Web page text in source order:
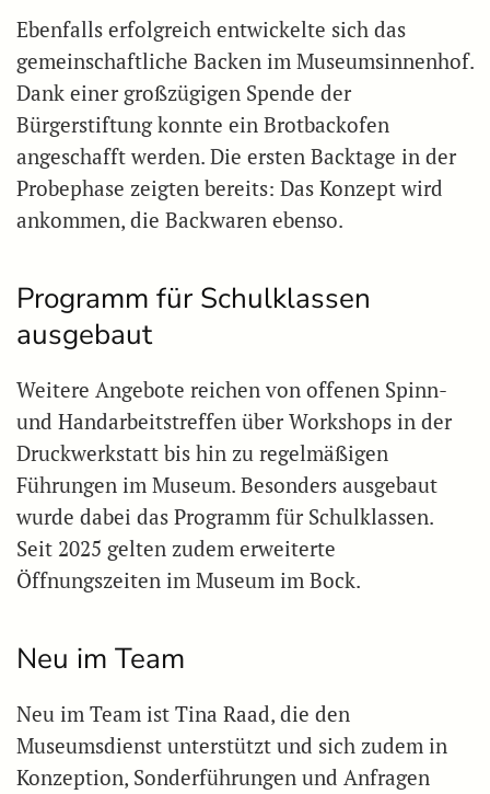
Ebenfalls erfolgreich entwickelte sich das
gemeinschaftliche Backen im Museumsinnenhof.
Dank einer großzügigen Spende der
Bürgerstiftung konnte ein Brotbackofen
angeschafft werden. Die ersten Backtage in der
Probephase zeigten bereits: Das Konzept wird
ankommen, die Backwaren ebenso.
Programm für Schulklassen
ausgebaut
Weitere Angebote reichen von offenen Spinn-
und Handarbeitstreffen über Workshops in der
Druckwerkstatt bis hin zu regelmäßigen
Führungen im Museum. Besonders ausgebaut
wurde dabei das Programm für Schulklassen.
Seit 2025 gelten zudem erweiterte
Öffnungszeiten im Museum im Bock.
Neu im Team
Neu im Team ist Tina Raad, die den
Museumsdienst unterstützt und sich zudem in
Konzeption, Sonderführungen und Anfragen